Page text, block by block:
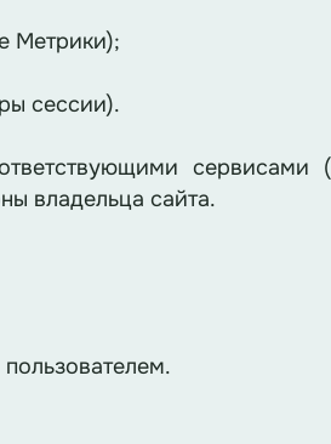
Метрики);
сессии).
сервисами
владельца сайта.